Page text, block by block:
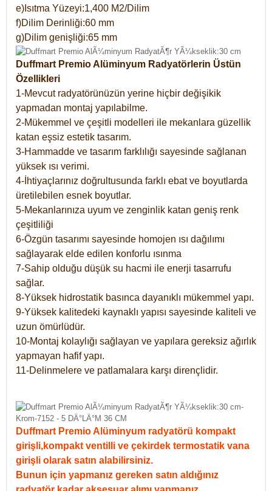
e)Isıtma Yüzeyi:1,400 M2/Dilim
f)Dilim Derinliği:60 mm
g)Dilim genişliği:65 mm
Duffmart Premio Alüminyum Radyatörlerin Üstün
Özellikleri
1-Mevcut radyatörünüzün yerine hiçbir değişikik
yapmadan montaj yapılabilme.
2-Mükemmel ve çeşitli modelleri ile mekanlara güzellik
katan eşsiz estetik tasarım.
3-Hammadde ve tasarım farklılığı sayesinde sağlanan
yüksek ısı verimi.
4-İhtiyaçlarınız doğrultusunda farklı ebat ve boyutlarda
üretilebilen esnek boyutlar.
5-Mekanlarınıza uyum ve zenginlik katan geniş renk
çeşitliliği
6-Özgün tasarımı sayesinde homojen ısı dağılımı
sağlayarak elde edilen konforlu ısınma
7-Sahip olduğu düşük su hacmi ile enerji tasarrufu
sağlar.
8-Yüksek hidrostatik basınca dayanıklı mükemmel yapı.
9-Yüksek kalitedeki kaynaklı yapısı sayesinde kaliteli ve
uzun ömürlüdür.
10-Montaj kolaylığı sağlayan ve yapılara gereksiz ağırlık
yapmayan hafif yapı.
11-Delinmelere ve patlamalara karşı dirençlidir.
Duffmart Premio Alüminyum radyatörü kompakt
girişli,kompakt ventilli ve çekirdek termostatik vana
girişli olarak satın alabilirsiniz.
Bunun için yapmanız gereken satın aldığınız